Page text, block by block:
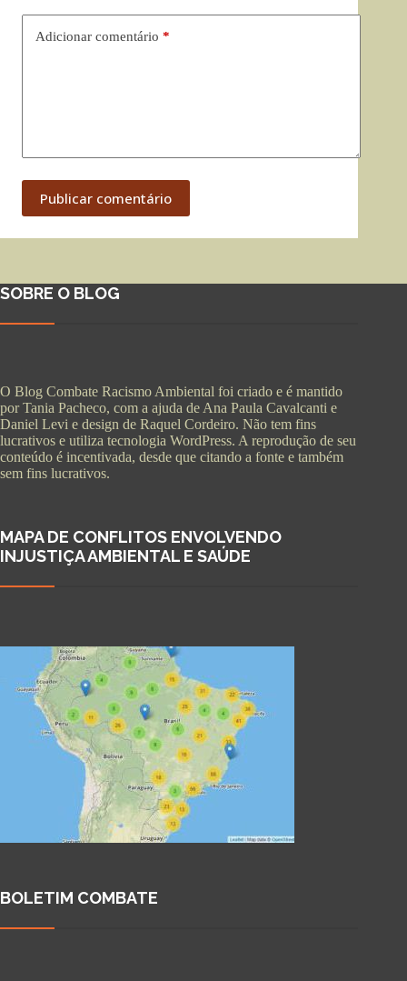
Adicionar comentário *
Publicar comentário
SOBRE O BLOG
O Blog Combate Racismo Ambiental foi criado e é mantido
por Tania Pacheco, com a ajuda de Ana Paula Cavalcanti e
Daniel Levi e design de Raquel Cordeiro. Não tem fins
lucrativos e utiliza tecnologia WordPress. A reprodução de seu
conteúdo é incentivada, desde que citando a fonte e também
sem fins lucrativos.
MAPA DE CONFLITOS ENVOLVENDO
INJUSTIÇA AMBIENTAL E SAÚDE
BOLETIM COMBATE